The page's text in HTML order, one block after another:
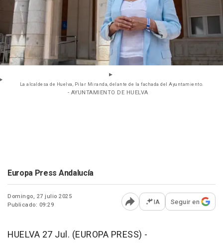
La alcaldesa de Huelva, Pilar Miranda, delante de la fachada del Ayuntamiento.
- AYUNTAMIENTO DE HUELVA
Europa Press Andalucía
Domingo, 27 julio 2025
Publicado: 09:29
Abrir opciones para
IA Seguir en
HUELVA 27 Jul. (EUROPA PRESS) -